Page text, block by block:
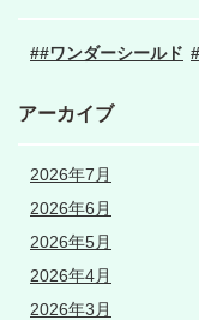
#ワンダーシールド
アーカイブ
2026年7月
2026年6月
2026年5月
2026年4月
2026年3月